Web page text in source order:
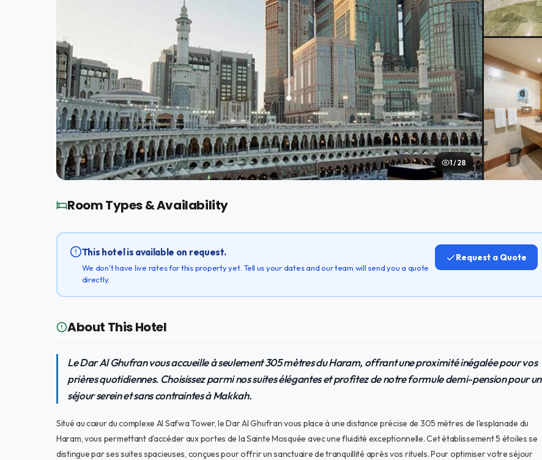
1 / 28
Room Types & Availability
This hotel is available on request.
We don't have live rates for this property yet. Tell us your dates and our team will send you a quote
directly.
Request a Quote
About This Hotel
Le Dar Al Ghufran vous accueille à seulement 305 mètres du Haram, offrant une proximité inégalée pour vos
prières quotidiennes. Choisissez parmi nos suites élégantes et profitez de notre formule demi-pension pour un
séjour serein et sans contraintes à Makkah.
Situé au cœur du complexe Al Safwa Tower, le Dar Al Ghufran vous place à une distance précise de 305 mètres de l'esplanade du
Haram, vous permettant d'accéder aux portes de la Sainte Mosquée avec une fluidité exceptionnelle. Cet établissement 5 étoiles se
distingue par ses suites spacieuses, conçues pour offrir un sanctuaire de tranquillité après vos rituels. Pour optimiser votre séjour